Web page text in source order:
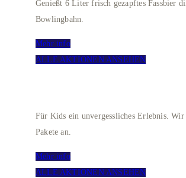
Genießt 6 Liter frisch gezapftes Fassbier
Bowlingbahn.
Mehr info
ALLE AKTIONEN ANSEHEN
Für Kids ein unvergessliches Erlebnis. Wir
Pakete an.
Mehr info
ALLE AKTIONEN ANSEHEN